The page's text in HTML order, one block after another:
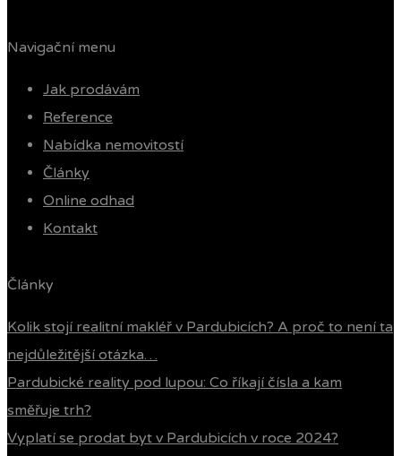
Navigační menu
Jak prodávám
Reference
Nabídka nemovitostí
Články
Online odhad
Kontakt
Články
Kolik stojí realitní makléř v Pardubicích? A proč to není ta
nejdůležitější otázka…
Pardubické reality pod lupou: Co říkají čísla a kam
směřuje trh?
Vyplatí se prodat byt v Pardubicích v roce 2024?